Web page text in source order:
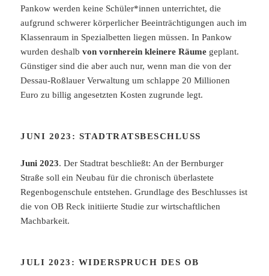
Pankow werden keine Schüler*innen unterrichtet, die
aufgrund schwerer körperlicher Beeinträchtigungen auch im
Klassenraum in Spezialbetten liegen müssen. In Pankow
wurden deshalbvon vornherein kleinere Räume geplant.
Günstiger sind die aber auch nur, wenn man die von der
Dessau-Roßlauer Verwaltung um schlappe 20 Millionen
Euro zu billig angesetzten Kosten zugrunde legt.
JUNI 2023: STADTRATSBESCHLUSS
Juni 2023. Der Stadtrat beschließt: An der Bernburger
Straße soll ein Neubau für die chronisch überlastete
Regenbogenschule entstehen. Grundlage des Beschlusses ist
die von OB Reck initiierte Studie zur wirtschaftlichen
Machbarkeit.
JULI 2023: WIDERSPRUCH DES OB